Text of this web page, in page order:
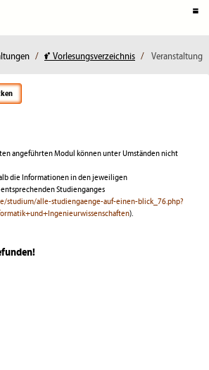
Vorlesungsverzeichnis Veranstaltung
angeführten Modul können unter Umständen nicht
die Informationen in den jeweiligen
Studienganges
studium/alle-studiengaenge-auf-einen-blick_76.php?
).